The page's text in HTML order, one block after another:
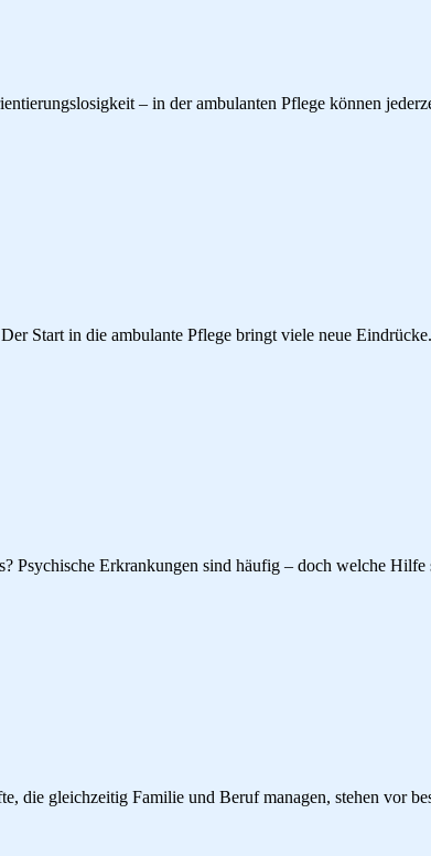
– in der ambulanten Pflege können
Start in die ambulante Pflege bringt viele neue
Psychische Erkrankungen sind häufig – doch welche
die gleichzeitig Familie und Beruf managen, stehen vor